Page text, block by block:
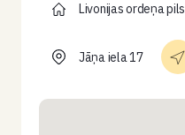
Livonijas ordeņa pils
Jāņa iela 17